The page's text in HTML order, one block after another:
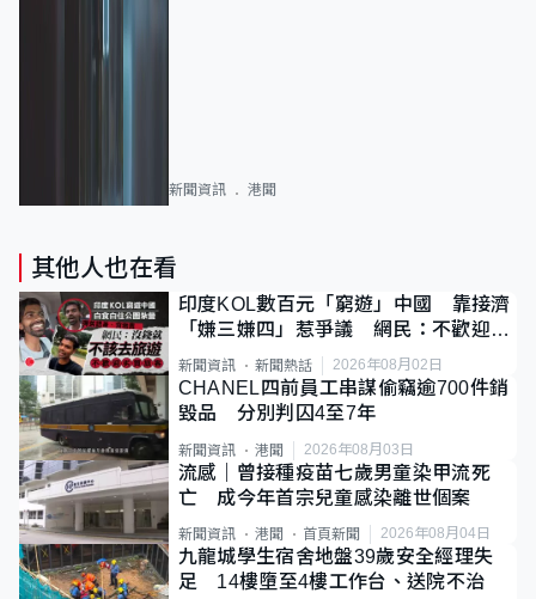
新聞資訊 港聞
其他人也在看
印度KOL數百元「窮遊」中國 靠接濟
「嫌三嫌四」惹爭議 網民：不歡迎劣
質旅客
新聞資訊 新聞熱話 2026年08月02日
CHANEL四前員工串謀偷竊逾700件銷
毀品 分別判囚4至7年
新聞資訊 港聞 2026年08月03日
流感｜曾接種疫苗七歲男童染甲流死
亡 成今年首宗兒童感染離世個案
新聞資訊 港聞 首頁新聞 2026年08月04日
九龍城學生宿舍地盤39歲安全經理失
足 14樓墮至4樓工作台、送院不治